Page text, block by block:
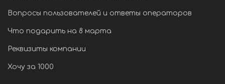
Вопросы пользователей и ответы операторов
Что подарить на 8 марта
Реквизиты компании
Хочу за 1000